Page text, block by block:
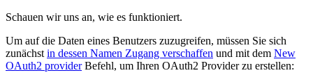
Schauen wir uns an, wie es funktioniert.
Um auf die Daten eines Benutzers zuzugreifen, müssen Sie sich
zunächst in dessen Namen Zugang verschaffen und mit dem New
OAuth2 providerBefehl, um Ihren OAuth2 Provider zu erstellen: